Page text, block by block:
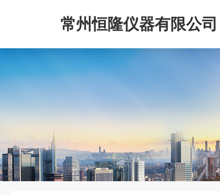
常州恒隆仪器有限公司